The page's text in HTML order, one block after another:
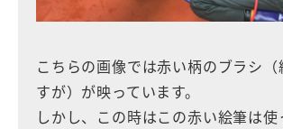
こちらの画像では赤い柄のブラシ（
すが）が映っています。
しかし、この時はこの赤い絵筆は使